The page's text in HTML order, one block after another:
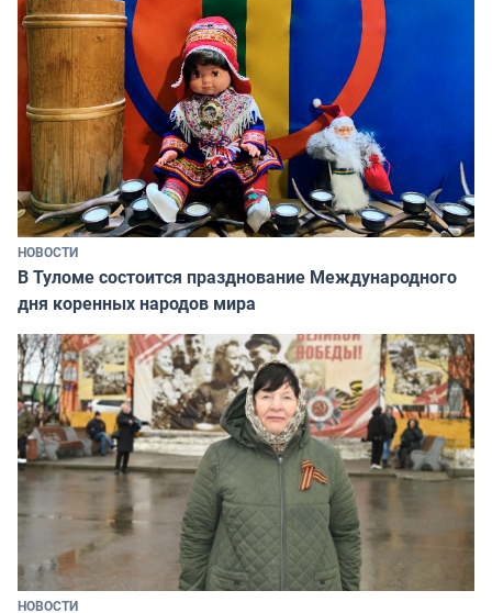
НОВОСТИ
В Туломе состоится празднование Международного
дня коренных народов мира
НОВОСТИ